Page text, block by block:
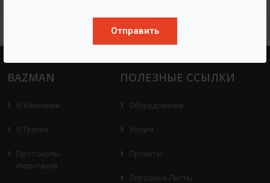
Отправить
BAZMAN
О Компании
О Группе
Протоколы
Испытаний
ПОЛЕЗНЫЕ ССЫЛКИ
Оборудование
Услуги
Проекты
Опросные Листы